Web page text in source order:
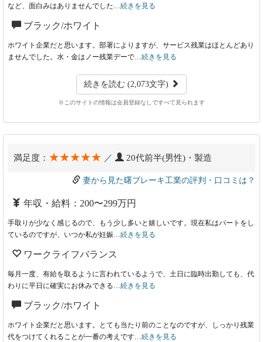
など、面白みはありませんでした… 続きを見る
ブラック/ホワイト
ホワイト企業だと思います。部署によりますが、サービス残業はほとんどあり
ませんでした。水・金はノー残業デーで… 続きを見る
続きを読む (2,073文字)
※このサイトの情報は会員登録なしですべて見られます
満足度： ★★★★★ ／ 20代前半(男性)・製造
妻から見た曙ブレーキ工業の評判・口コミは？
年収・給料：200〜299万円
手取りが少なく感じるので、もう少し多いと嬉しいです。現在私はパートをし
ているのですが、いつか私が妊娠… 続きを見る
ワークライフバランス
毎月一度、有給を取るように言われているようで、土日に臨時出勤しても、代
わりに平日に確実にお休みできる… 続きを見る
ブラック/ホワイト
ホワイト企業だと思います。とても当たり前のことなのですが、しっかり残業
代をつけてくれることが一番の考えです… 続きを見る